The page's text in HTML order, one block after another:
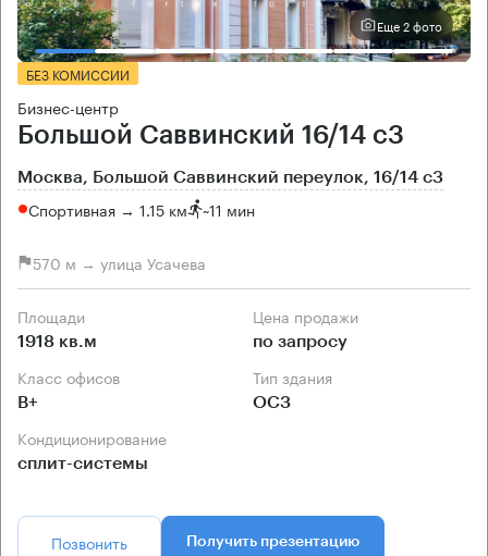
Еще 2 фото
БЕЗ КОМИССИИ
Бизнес-центр
Большой Саввинский 16/14 с3
Москва, Большой Саввинский переулок, 16/14 с3
Спортивная → 1.15 км ~11 мин
570 м → улица Усачева
Площади
1918 кв.м
Цена продажи
по запросу
Класс офисов
B+
Тип здания
ОСЗ
Кондиционирование
сплит-системы
Позвонить Получить презентацию